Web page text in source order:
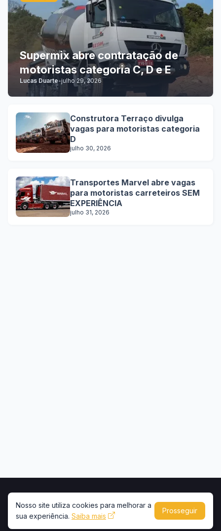
Supermix abre contratação de
motoristas categoria C, D e E
Lucas Duarte-julho 29, 2026
Construtora Terraço divulga
vagas para motoristas categoria
D
julho 30, 2026
Transportes Marvel abre vagas
para motoristas carreteiros SEM
EXPERIÊNCIA
julho 31, 2026
Copyright © 2026 -Portal Caminhões e Carretas
Nosso site utiliza cookies para melhorar a
sua experiência. Saiba mais
Prosseguir